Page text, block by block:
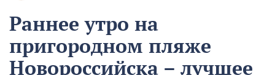
Раннее утро на
пригородном пляже
Новороссийска – лучшее